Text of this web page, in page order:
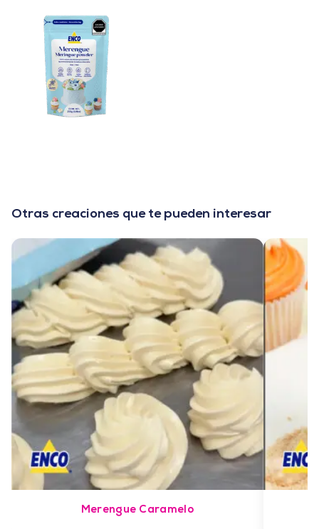
Otras creaciones que te pueden interesar
Merengue Caramelo